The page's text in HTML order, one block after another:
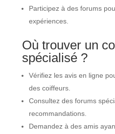
Participez à des forums
expériences.
Où trouver un
spécialisé ?
Vérifiez les avis en ligne
des coiffeurs.
Consultez des forums
recommandations.
Demandez à des amis